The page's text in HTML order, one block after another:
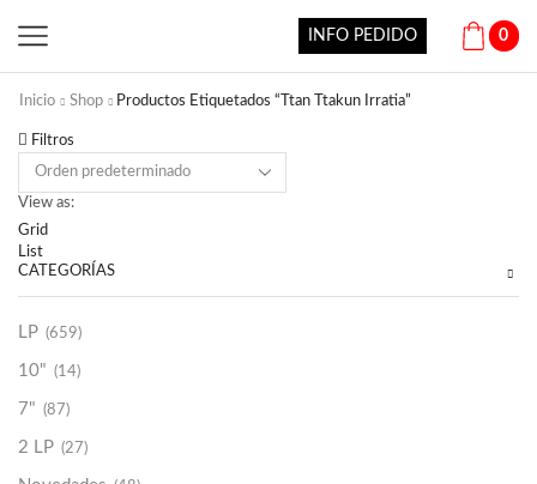
INFO PEDIDO 0
Inicio Shop Productos Etiquetados “Ttan Ttakun Irratia”
Filtros
View as:
Grid
List
CATEGORÍAS
LP (659)
10" (14)
7" (87)
2 LP (27)